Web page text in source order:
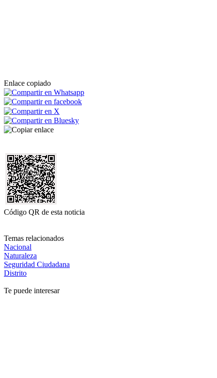
Enlace copiado
Código QR de esta noticia
Temas relacionados
Nacional
Naturaleza
Seguridad Ciudadana
Distrito
Te puede interesar